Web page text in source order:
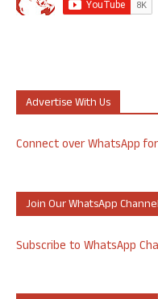
Advertise With Us
Connect over WhatsApp
Join Our WhatsApp Channel
Subscribe to WhatsApp